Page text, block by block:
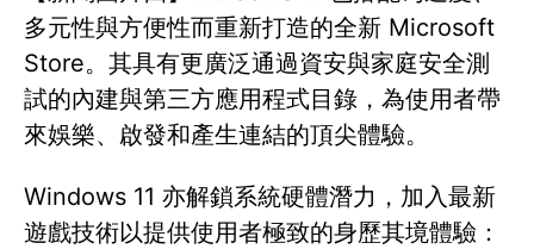
多元性與方便性而重新打造的全新 Microsoft
Store。其具有更廣泛通過資安與家庭安全測
試的內建與第三方應用程式目錄，為使用者帶
來娛樂、啟發和產生連結的頂尖體驗。
Windows 11 亦解鎖系統硬體潛力，加入最新
遊戲技術以提供使用者極致的身歷其境體驗：